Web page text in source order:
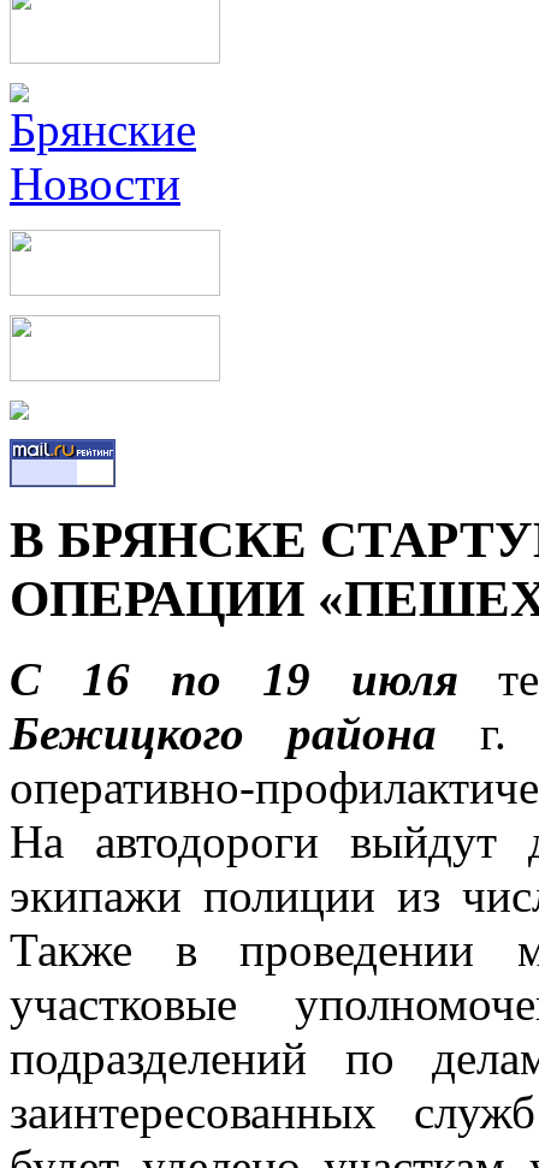
В БРЯНСКЕ
ОПЕРАЦИИ
С 16 по 19 июля
Бежицкого района г.
оперативно-
На автодороги выйдут
экипажи полиции из
Также в проведении
участковые
подразделений по
заинтересованных